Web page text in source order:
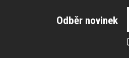
Odběr novinek